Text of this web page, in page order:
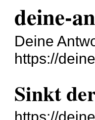
deine-
Deine
https://
Sinkt